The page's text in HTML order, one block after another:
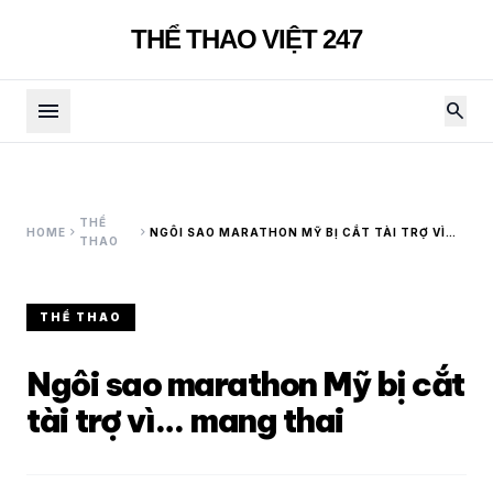
THỂ THAO VIỆT 247
menu search
HOME chevron_right
THỂ
THAO
chevron_rightNGÔI SAO MARATHON MỸ BỊ CẮT TÀI TRỢ VÌ…
THỂ THAO
Ngôi sao marathon Mỹ bị cắt
tài trợ vì… mang thai